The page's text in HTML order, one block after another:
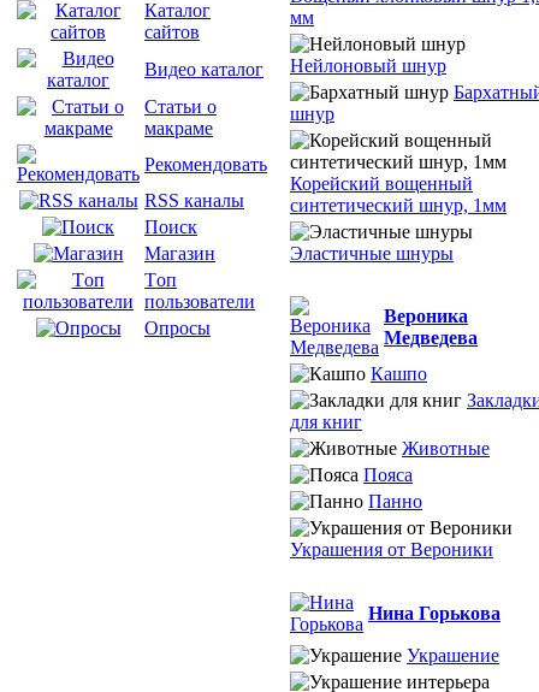
Каталог
сайтов
Видео каталог
Статьи о
макраме
Рекомендовать
RSS каналы
Поиск
Магазин
Tоп
пользователи
Опросы
мм
Нейлоновый шнур
шнур
Корейский вощенный
синтетический шнур, 1мм
Эластичные шнуры
Вероника
Медведева
Кашпо
для книг
Животные
Пояса
Панно
Украшения от Вероники
Нина Горькова
Украшение